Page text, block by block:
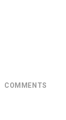
COMMENTS